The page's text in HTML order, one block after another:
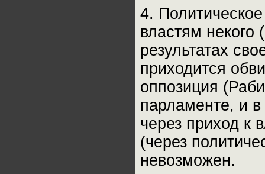
4.
властям некого
результатах
приходится
оппозиция
парламенте, и
через приход к
(через
невозможен.